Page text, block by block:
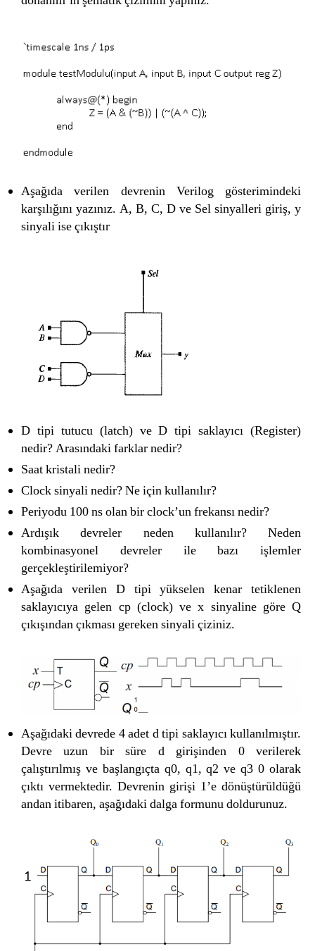
Aşağıda verilen devrenin Verilog gösterimindeki
karşılığını yazınız. A, B, C, D ve Sel sinyalleri giriş, y
sinyali ise çıkıştır
D tipi tutucu (latch) ve D tipi saklayıcı (Register)
nedir? Arasındaki farklar nedir?
Saat kristali nedir?
Clock sinyali nedir? Ne için kullanılır?
Periyodu 100 ns olan bir clock’un frekansı nedir?
Ardışık devreler neden kullanılır? Neden
kombinasyonel devreler ile bazı işlemler
gerçekleştirilemiyor?
Aşağıda verilen D tipi yükselen kenar tetiklenen
saklayıcıya gelen cp (clock) ve x sinyaline göre Q
çıkışından çıkması gereken sinyali çiziniz.
Aşağıdaki devrede 4 adet d tipi saklayıcı kullanılmıştır.
Devre uzun bir süre d girişinden 0 verilerek
çalıştırılmış ve başlangıçta q0, q1, q2 ve q3 0 olarak
çıktı vermektedir. Devrenin girişi 1’e dönüştürüldüğü
andan itibaren, aşağıdaki dalga formunu doldurunuz.